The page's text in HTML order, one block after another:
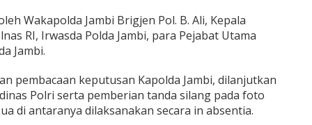
Wakapolda Jambi Brigjen Pol. B. Ali, Kepala
RI, Irwasda Polda Jambi, para Pejabat Utama
Jambi.
pembacaan keputusan Kapolda Jambi, dilanjutkan
Polri serta pemberian tanda silang pada foto
di antaranya dilaksanakan secara in absentia.